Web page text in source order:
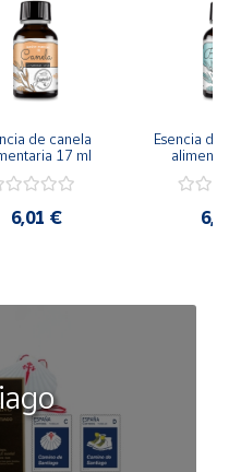
de canela
17 ml
6,01 €
Esencia